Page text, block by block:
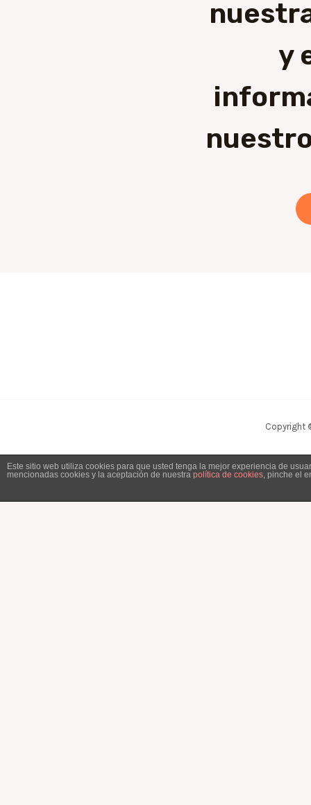
y
Copyright
Este sitio web utiliza cookies para que usted tenga la mejor experiencia de
mencionadas cookies y la aceptación de nuestra política de cookies , pinche el